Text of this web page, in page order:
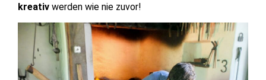
kreativ werden wie nie zuvor!